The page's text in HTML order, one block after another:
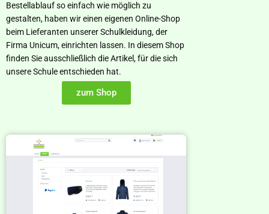
Bestellablauf so einfach wie möglich zu
gestalten, haben wir einen eigenen Online-Shop
beim Lieferanten unserer Schulkleidung, der
Firma Unicum, einrichten lassen. In diesem Shop
finden Sie ausschließlich die Artikel, für die sich
unsere Schule entschieden hat.
zum Shop